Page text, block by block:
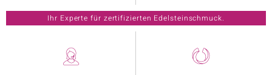
Ihr Experte für zertifizierten Edelsteinschmuck.